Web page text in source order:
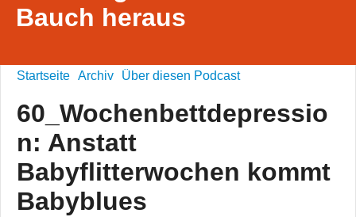
Bauch heraus
Startseite Archiv Über diesen Podcast
60_Wochenbettdepressio
n: Anstatt
Babyflitterwochen kommt
Babyblues